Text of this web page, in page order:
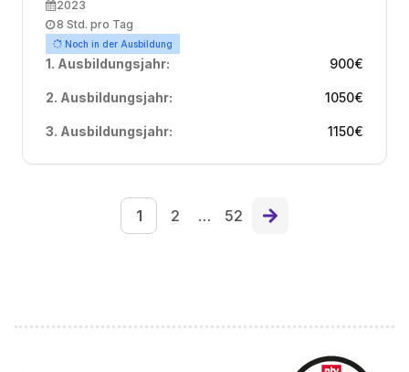
Ausbildungsbeginn
2023
Arbeitszeit
8 Std. pro Tag
Noch in der Ausbildung
1. Ausbildungsjahr: 900€
2. Ausbildungsjahr: 1050€
3. Ausbildungsjahr: 1150€
1 2 … 52